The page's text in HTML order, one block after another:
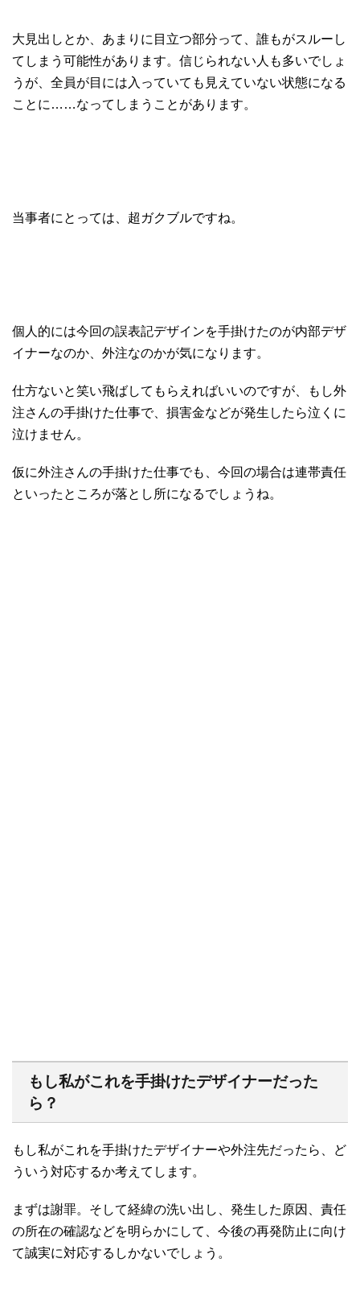
大見出しとか、あまりに目立つ部分って、誰もがスルーし
てしまう可能性があります。信じられない人も多いでしょ
うが、全員が目には入っていても見えていない状態になる
ことに……なってしまうことがあります。
当事者にとっては、超ガクブルですね。
個人的には今回の誤表記デザインを手掛けたのが内部デザ
イナーなのか、外注なのかが気になります。
仕方ないと笑い飛ばしてもらえればいいのですが、もし外
注さんの手掛けた仕事で、損害金などが発生したら泣くに
泣けません。
仮に外注さんの手掛けた仕事でも、今回の場合は連帯責任
といったところが落とし所になるでしょうね。
もし私がこれを手掛けたデザイナーだった
ら？
もし私がこれを手掛けたデザイナーや外注先だったら、ど
ういう対応するか考えてします。
まずは謝罪。そして経緯の洗い出し、発生した原因、責任
の所在の確認などを明らかにして、今後の再発防止に向け
て誠実に対応するしかないでしょう。